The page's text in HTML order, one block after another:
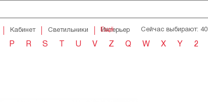
Ещё
Кабинет Светильники Интерьер Сейчас выбирают: 40
P R S U V Z Q W X Y 2